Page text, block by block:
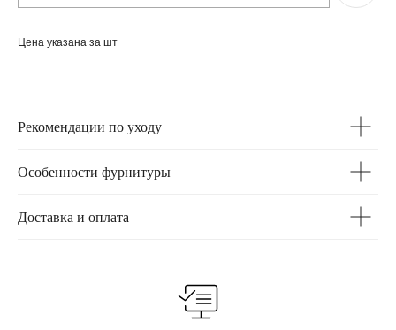
Цена указана за шт
Рекомендации по уходу
Особенности фурнитуры
Доставка и оплата